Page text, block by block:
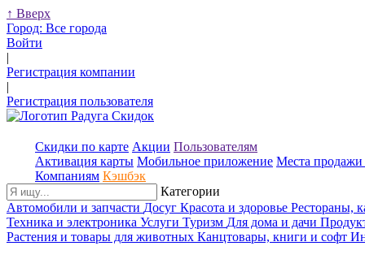
↑ Вверх
Город: Все города
Войти
|
Регистрация компании
|
Регистрация пользователя
Скидки по карте Акции Пользователям
Активация карты Мобильное приложение Места продажи
Компаниям Кэшбэк
Категории
Автомобили и запчасти Досуг Красота и здоровье Рестораны,
Техника и электроника Услуги Туризм Для дома и дачи
Растения и товары для животных Канцтовары, книги и софт